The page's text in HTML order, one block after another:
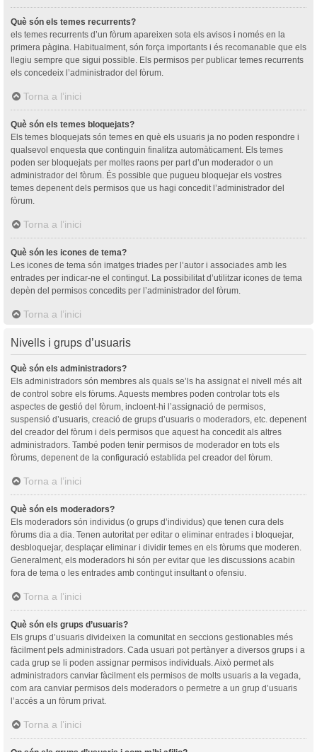
Què són els temes recurrents?
els temes recurrents d’un fòrum apareixen sota els avisos i només en la
primera pàgina. Habitualment, són força importants i és recomanable que els
llegiu sempre que sigui possible. Els permisos per publicar temes recurrents
els concedeix l’administrador del fòrum.
Torna a l’inici
Què són els temes bloquejats?
Els temes bloquejats són temes en què els usuaris ja no poden respondre i
qualsevol enquesta que continguin finalitza automàticament. Els temes
poden ser bloquejats per moltes raons per part d’un moderador o un
administrador del fòrum. És possible que pugueu bloquejar els vostres
temes depenent dels permisos que us hagi concedit l’administrador del
fòrum.
Torna a l’inici
Què són les icones de tema?
Les icones de tema són imatges triades per l’autor i associades amb les
entrades per indicar-ne el contingut. La possibilitat d’utilitzar icones de tema
depèn del permisos concedits per l’administrador del fòrum.
Torna a l’inici
Nivells i grups d’usuaris
Què són els administradors?
Els administradors són membres als quals se’ls ha assignat el nivell més alt
de control sobre els fòrums. Aquests membres poden controlar tots els
aspectes de gestió del fòrum, incloent-hi l’assignació de permisos,
suspensió d’usuaris, creació de grups d’usuaris o moderadors, etc. depenent
del creador del fòrum i dels permisos que aquest ha concedit als altres
administradors. També poden tenir permisos de moderador en tots els
fòrums, depenent de la configuració establida pel creador del fòrum.
Torna a l’inici
Què són els moderadors?
Els moderadors són individus (o grups d’individus) que tenen cura dels
fòrums dia a dia. Tenen autoritat per editar o eliminar entrades i bloquejar,
desbloquejar, desplaçar eliminar i dividir temes en els fòrums que moderen.
Generalment, els moderadors hi són per evitar que les discussions acabin
fora de tema o les entrades amb contingut insultant o ofensiu.
Torna a l’inici
Què són els grups d’usuaris?
Els grups d’usuaris divideixen la comunitat en seccions gestionables més
fàcilment pels administradors. Cada usuari pot pertànyer a diversos grups i a
cada grup se li poden assignar permisos individuals. Això permet als
administradors canviar fàcilment els permisos de molts usuaris a la vegada,
com ara canviar permisos dels moderadors o permetre a un grup d’usuaris
l’accés a un fòrum privat.
Torna a l’inici